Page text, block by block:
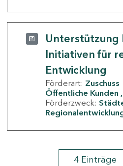
Unterstützung
Initiativen für
Entwicklung
Förderart: Zuschuss
Öffentliche Kunden
Förderzweck:
4 Einträge